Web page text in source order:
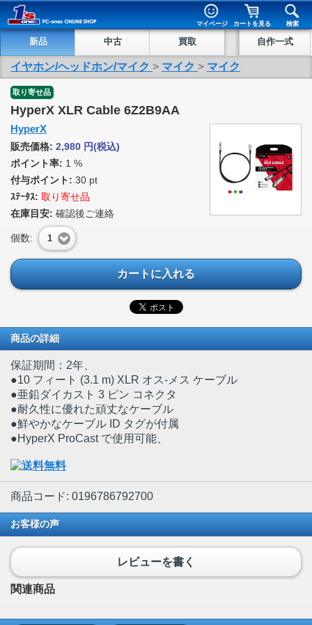
マイページ カートを見る 検索
新品 中古 買取 自作一式
イヤホン/ヘッドホン/マイク > マイク > マイク
取り寄せ品
HyperX XLR Cable 6Z2B9AA
HyperX
販売価格: 2,980 円(税込)
ポイント率: 1 %
付与ポイント: 30 pt
ｽﾃｰﾀｽ: 取り寄せ品
在庫目安: 確認後ご連絡
個数: 1
カートに入れる
商品の詳細
保証期間：2年、
●10 フィート (3.1 m) XLR オス-メス ケーブル
●亜鉛ダイカスト 3 ピン コネクタ
●耐久性に優れた頑丈なケーブル
●鮮やかなケーブル ID タグが付属
●HyperX ProCast で使用可能、
商品コード: 0196786792700
お客様の声
レビューを書く
関連商品